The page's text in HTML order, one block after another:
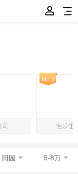
司 宅乐佳
No.3
田园 5-8万